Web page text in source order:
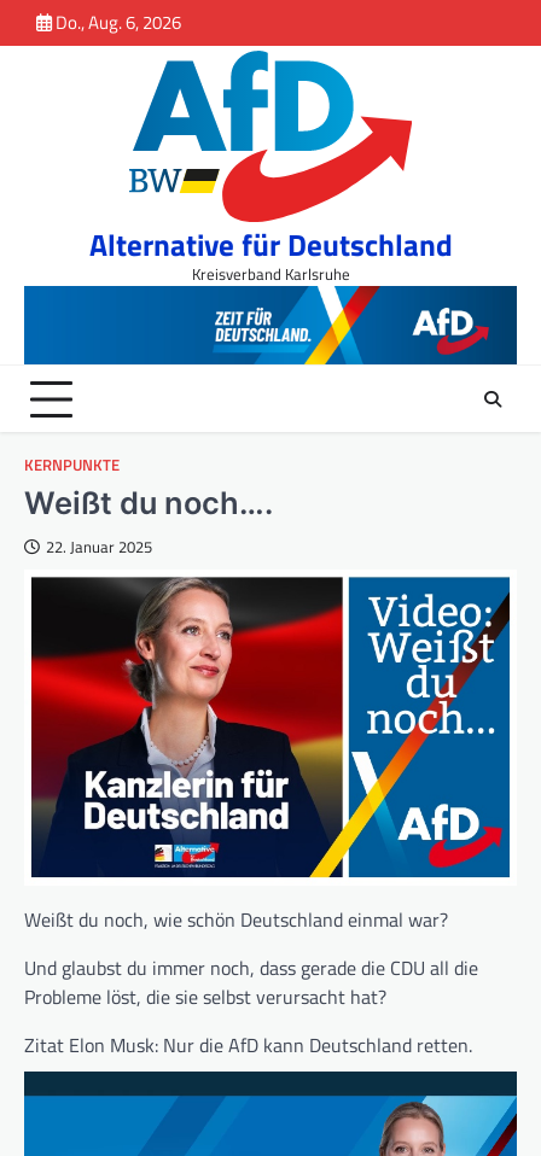
springen
to
Do., Aug. 6, 2026
Alternative für Deutschland
Kreisverband Karlsruhe
KERNPUNKTE
Weißt du noch….
22. Januar 2025
Weißt du noch, wie schön Deutschland einmal war?
Und glaubst du immer noch, dass gerade die CDU all die
Probleme löst, die sie selbst verursacht hat?
Zitat Elon Musk: Nur die AfD kann Deutschland retten.